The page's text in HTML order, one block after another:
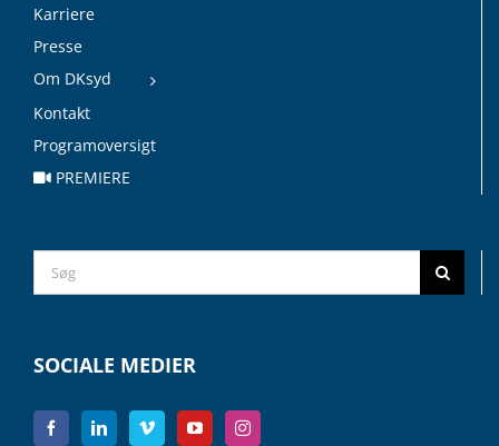
Karriere
Presse
Om DKsyd
Kontakt
Programoversigt
PREMIERE
Search
for:
SOCIALE MEDIER